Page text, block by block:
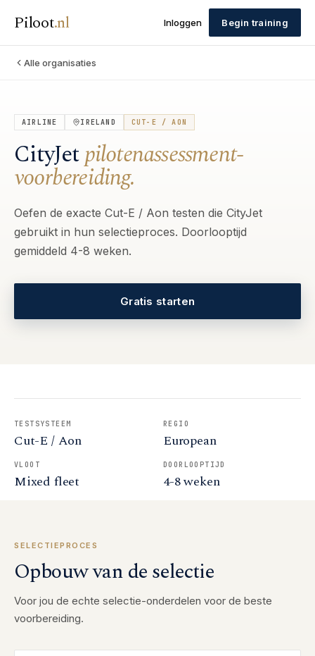
Piloot.nl Inloggen Begin training
Alle organisaties
AIRLINE IRELAND CUT-E / AON
CityJetpilotenassessment-
voorbereiding.
Oefen de exacte Cut-E / Aon testen die CityJet
gebruikt in hun selectieproces. Doorlooptijd
gemiddeld 4-8 weken.
Gratis starten
TESTSYSTEEM
Cut-E / Aon
REGIO
European
VLOOT
Mixed fleet
DOORLOOPTIJD
4-8 weken
SELECTIEPROCES
Opbouw van de selectie
Voor jou de echte selectie-onderdelen voor de beste
voorbereiding.